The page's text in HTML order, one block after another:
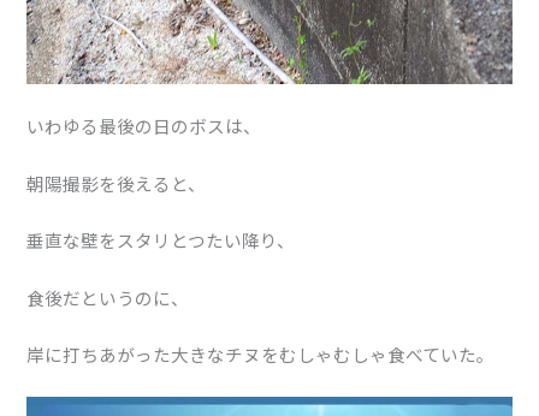
いわゆる最後の日のボスは、
朝陽撮影を後えると、
垂直な壁をスタリとつたい降り、
食後だというのに、
岸に打ちあがった大きなチヌをむしゃむしゃ食べていた。